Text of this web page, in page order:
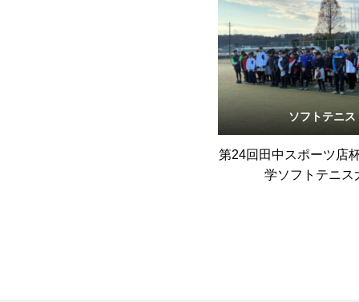
ソフトテニス
第24回田中スポーツ店
学ソフトテニス